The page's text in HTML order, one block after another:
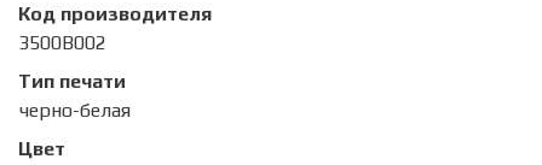
Код производителя
3500B002
Тип печати
черно-белая
Цвет